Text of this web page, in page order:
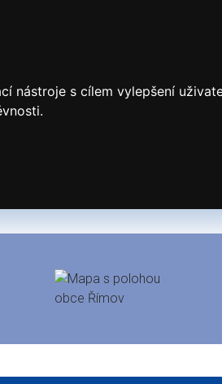
nástroje s cílem vylepšení